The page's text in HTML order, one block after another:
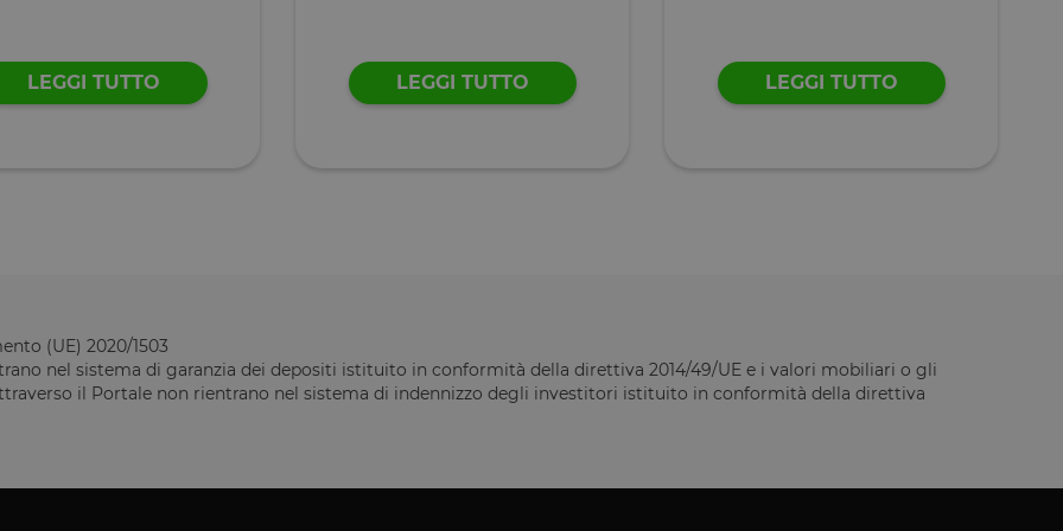
LEGGI TUTTO LEGGI TUTTO LEGGI TUTTO
(UE) 2020/1503
nel sistema di garanzia dei depositi istituito in conformità della direttiva 2014/49/UE e i valori mobiliari o gli
il Portale non rientrano nel sistema di indennizzo degli investitori istituito in conformità della direttiva
Archiviazione locale